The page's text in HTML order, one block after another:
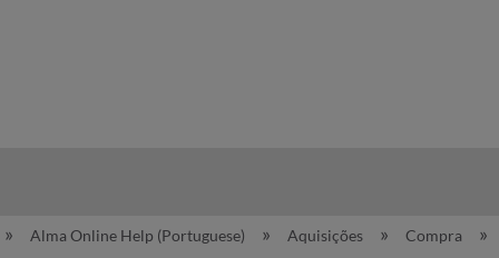
Alma Online Help (Portuguese) Aquisições Compra